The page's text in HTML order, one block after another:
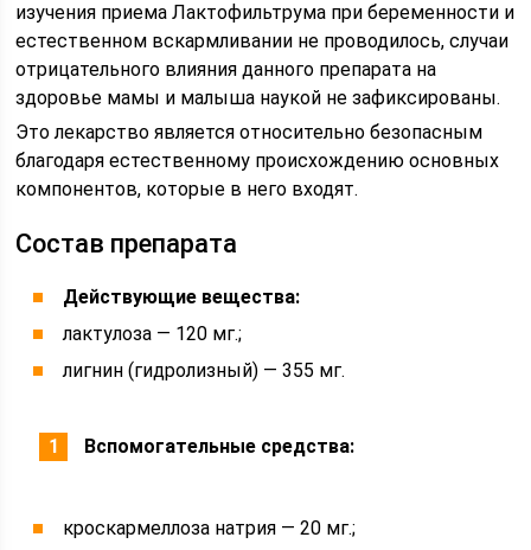
изучения приема Лактофильтрума при беременности и
естественном вскармливании не проводилось, случаи
отрицательного влияния данного препарата на
здоровье мамы и малыша наукой не зафиксированы.
Это лекарство является относительно безопасным
благодаря естественному происхождению основных
компонентов, которые в него входят.
Состав препарата
Действующие вещества:
лактулоза — 120 мг.;
лигнин (гидролизный) — 355 мг.
Вспомогательные средства:
кроскармеллоза натрия — 20 мг.;